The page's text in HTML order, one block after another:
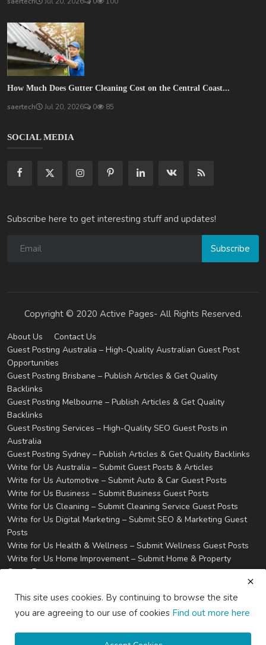
How Much Does Gutter Cleaning Cost on the Central Coast...
saertech Jul 20, 2026 0 85
SOCIAL MEDIA
Subscribe here to get interesting stuff and updates!
Subscribe
Copyright © 2020 Active Pages- All Rights Reserved.
About Us
Contact Us
Guest Posting Australia – High-Quality Australian Guest Post
Opportunities
Guest Posting Brisbane – Publish Articles & Get Quality
Backlinks
Guest Posting Melbourne – Publish Articles & Get Quality
Backlinks
Guest Posting Services – High-Quality SEO Guest Posts in
Australia
Guest Posting Sydney – Publish Articles & Get Quality Backlinks
Write for Us Australia – Submit Guest Posts & Articles
Write for Us Automotive – Submit Auto & Car Guest Posts
Write for Us Business – Submit Business Guest Posts
Write for Us Cleaning – Submit Cleaning Service Guest Posts
Write for Us Digital Marketing – Submit SEO & Marketing Guest
Posts
Write for Us Health & Wellness – Submit Wellness Guest Posts
Write for Us Home Improvement – Submit Home & Property
Guest Posts
Posts
Write for Us Technology – Submit Tech & IT Guest Posts
Privacy
This site uses cookies. By continuing to browse the site
you are agreeing to our use of cookies Find out more here